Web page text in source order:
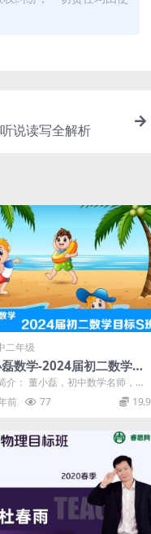
说读写全解析
二年级
数学-2024届初二数学目
-2023年暑期
介： 董小磊，初中数学名师，毕
师大，硕士学位。全国初中数学
命题...
前 77 19.9